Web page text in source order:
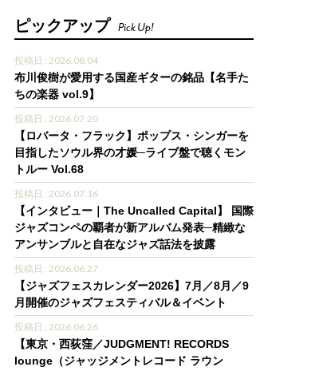
ピックアップ Pick Up!
投稿日 : 2026.08.04
布川俊樹が愛用する国産ギターの銘品【名手た
ちの楽器 vol.9】
投稿日 : 2026.07.20
【ロバータ・フラック】ポップス・シンガーを
目指したソウル界の才媛─ライブ盤で聴くモン
トルー Vol.68
投稿日 : 2026.07.16
【インタビュー｜The Uncalled Capital】 国際
ジャズコンペの覇者が新アルバム発表─精緻な
アンサンブルと自在なジャズ話法を披露
投稿日 : 2026.06.27
【ジャズフェスカレンダー2026】7月／8月／9
月開催のジャズフェスティバル＆イベント
投稿日 : 2026.06.26
【東京・西荻窪／JUDGMENT! RECORDS
lounge（ジャッジメントレコード ラウン